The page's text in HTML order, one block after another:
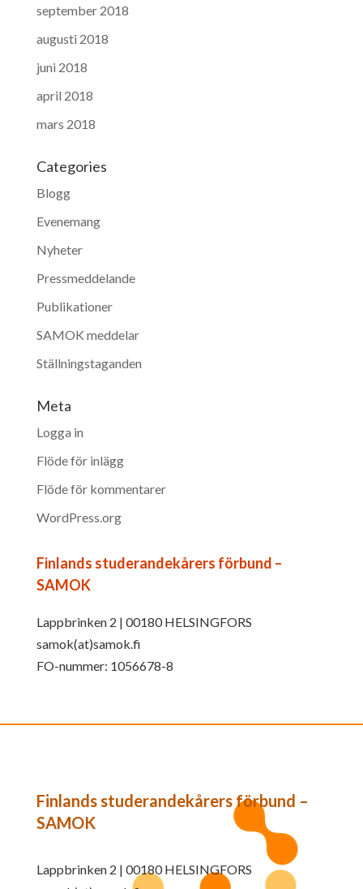
september 2018
augusti 2018
juni 2018
april 2018
mars 2018
Categories
Blogg
Evenemang
Nyheter
Pressmeddelande
Publikationer
SAMOK meddelar
Ställningstaganden
Meta
Logga in
Flöde för inlägg
Flöde för kommentarer
WordPress.org
Finlands studerandekårers förbund –
SAMOK
Lappbrinken 2 | 00180 HELSINGFORS
samok(at)samok.fi
FO-nummer: 1056678-8
Finlands studerandekårers förbund –
SAMOK
Lappbrinken 2 | 00180 HELSINGFORS